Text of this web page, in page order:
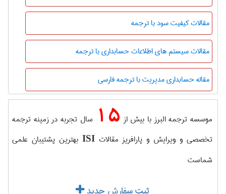
مقالات کیفیت سود با ترجمه
مقالات سیستم های اطلاعات حسابداری با ترجمه
مقاله حسابداری مدیریت با ترجمه فارسی
موسسه ترجمه البرز با بیش از 15 سال تجربه در زمینه ترجمه
تخصصی و ویرایش و پارافریز مقالاتISI بهترین پشتیبان علمی
شماست